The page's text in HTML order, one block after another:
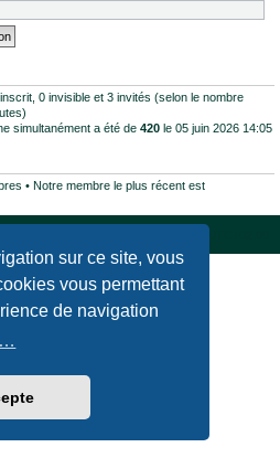
sur ce site, vous
vous permettant
de navigation
0 invisible et 3 invités (selon le nombre
simultanément a été de 420 le 05 juin 2026 14:05
• Notre membre le plus récent est
officielle© Qiaeru
|Conditions